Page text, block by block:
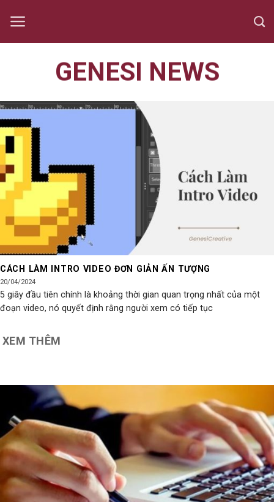
GENESI NEWS
CÁCH LÀM INTRO VIDEO ĐƠN GIẢN ẤN TƯỢNG
20/04/2024
5 giây đầu tiên chính là khoảng thời gian quan trọng nhất của một
đoạn video, nó quyết định rằng người xem có tiếp tục
XEM THÊM